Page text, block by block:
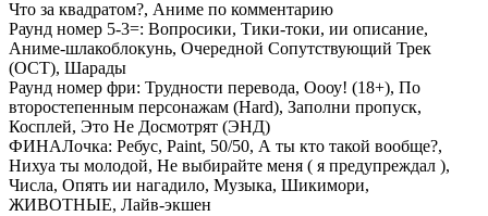
Что за квадратом?, Аниме по комментарию
Раунд номер 5-3=: Вопросики, Тики-токи, ии описание,
Аниме-шлакоблокунь, Очередной Сопутствующий Трек
(ОСТ), Шарады
Раунд номер фри: Трудности перевода, Оооу! (18+), По
второстепенным персонажам (Hard), Заполни пропуск,
Косплей, Это Не Досмотрят (ЭНД)
ФИНАЛочка: Ребус, Paint, 50/50, А ты кто такой вообще?,
Нихуа ты молодой, Не выбирайте меня ( я предупреждал ),
Числа, Опять ии нагадило, Музыка, Шикимори,
ЖИВОТНЫЕ, Лайв-экшен